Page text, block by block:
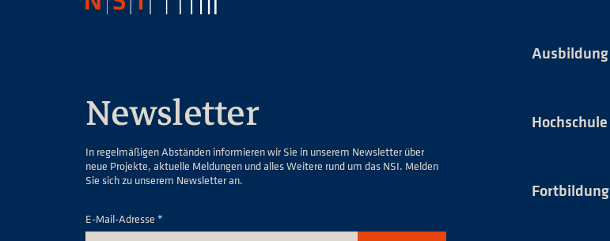
Newsletter
In regelmäßigen Abständen informieren wir Sie in unserem Newsletter über
neue Projekte, aktuelle Meldungen und alles Weitere rund um das NSI. Melden
Sie sich zu unserem Newsletter an.
E-Mail-Adresse *
Ausbildung
Hochschule
Fortbildung